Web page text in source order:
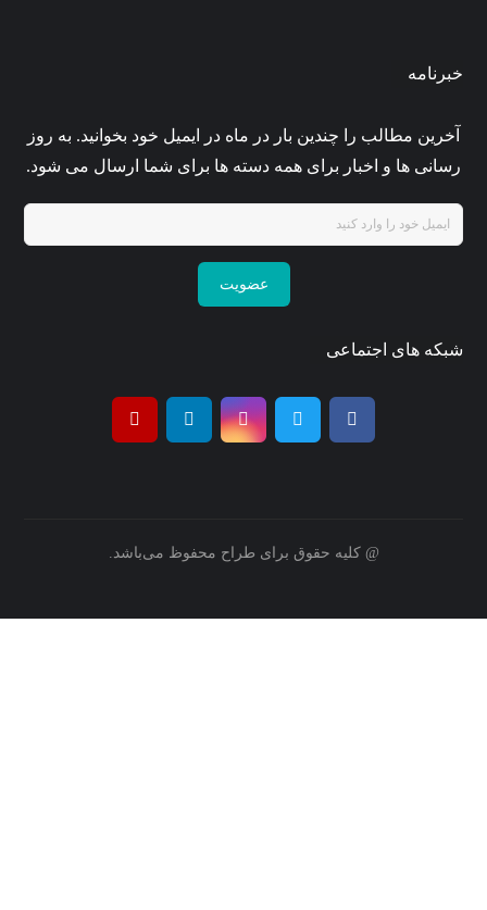
خبرنامه
آخرین مطالب را چندین بار در ماه در ایمیل خود بخوانید. به روز
رسانی ها و اخبار برای همه دسته ها برای شما ارسال می شود.
عضویت
شبکه های اجتماعی
@ کلیه حقوق برای طراح محفوظ می‌باشد.